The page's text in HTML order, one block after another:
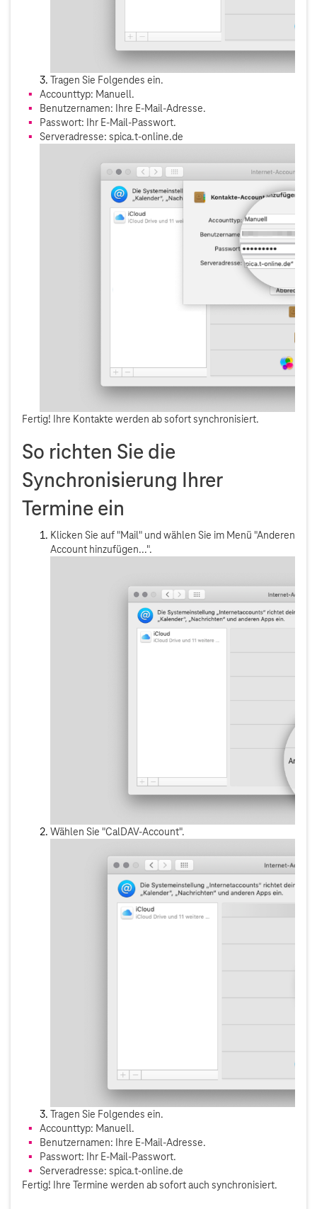
Tragen Sie Folgendes ein.
Accounttyp: Manuell.
Benutzernamen: Ihre E-Mail-Adresse.
Passwort: Ihr E-Mail-Passwort.
Serveradresse: spica.t-online.de
Fertig! Ihre Kontakte werden ab sofort synchronisiert.
So richten Sie die
Synchronisierung Ihrer
Termine ein
Klicken Sie auf "Mail" und wählen Sie im Menü "Anderen
Account hinzufügen...".
Wählen Sie "CalDAV-Account".
Tragen Sie Folgendes ein.
Accounttyp: Manuell.
Benutzernamen: Ihre E-Mail-Adresse.
Passwort: Ihr E-Mail-Passwort.
Serveradresse: spica.t-online.de
Fertig! Ihre Termine werden ab sofort auch synchronisiert.